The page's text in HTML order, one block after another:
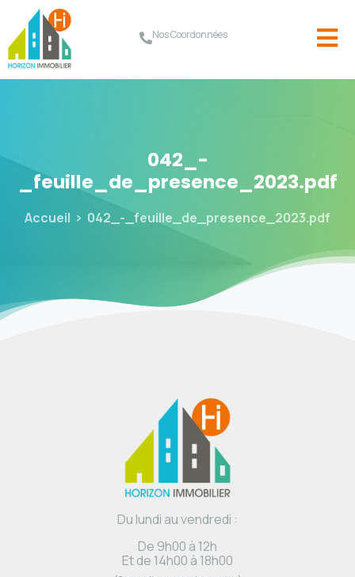
Nos Coordonnées
042_-
_feuille_de_presence_2023.pdf
Accueil 042_-_feuille_de_presence_2023.pdf
Du lundi au vendredi :
De 9h00 à 12h
Et de 14h00 à 18h00